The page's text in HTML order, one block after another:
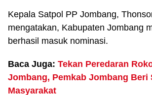
Kepala Satpol PP Jombang,
mengatakan, Kabupaten Jombang
berhasil masuk nominasi.
Baca Juga: Tekan Peredaran
Jombang, Pemkab Jombang Beri
Masyarakat